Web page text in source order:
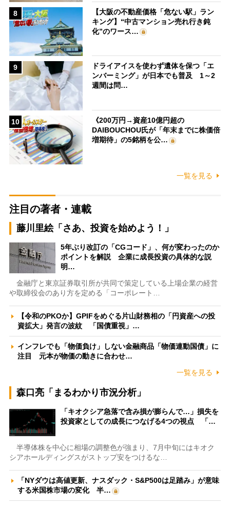
8
【大阪の不動産価格「危ない駅」ラン
キング】“中古マンション売れ行き鈍
化”のワース…
9
ドライアイスを使わず遺体を保つ「エ
ンバーミング」が日本でも普及 1～2
週間は問…
10
《200万円→資産10億円超の
DAIBOUCHOU氏が「年末までに株価倍
増期待」の5銘柄を公…
一覧を見る
注目の著者・連載
藤川里絵「さあ、投資を始めよう！」
5年ぶり改訂の「CGコード」、何が変わったのか
ポイントを解説 企業に成長投資の具体的な説
明…
金融庁と東京証券取引所が共同で策定している上場企業の経営
や取締役会のあり方を定める「コーポレート…
【令和のPKOか】GPIFをめぐる片山財務相の「円資産への投
資拡大」発言の波紋 「国債重視」…
インフレでも「物価負け」しない金融商品「物価連動国債」に
注目 元本が物価の動きに合わせ…
一覧を見る
森口亮「まるわかり市況分析」
「キオクシア急落で含み損が膨らんで…」損失を
投資家としての成長につなげる4つの視点 「…
半導体株を中心に相場の調整色が強まり、7月中旬にはキオク
シアホールディングスがストップ安をつけるな…
「NYダウは高値更新、ナスダック・S&P500は足踏み」が意味
する米国株市場の変化 半…